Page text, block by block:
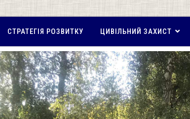
СТРАТЕГІЯ РОЗВИТКУ ЦИВІЛЬНИЙ ЗАХИСТ